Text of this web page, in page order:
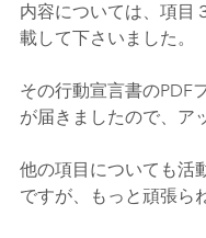
内容については、項目
載して下さいました。
その行動宣言書のPDF
が届きましたので、ア
他の項目についても活
ですが、もっと頑張ら